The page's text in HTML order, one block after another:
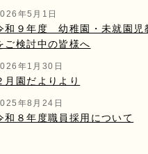
和９年度 幼稚園・未就園児
ご検討中の皆様へ
年5月1日
月園だよりより
年1月30日
和８年度職員採用について
年8月24日